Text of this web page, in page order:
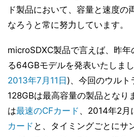
ド製品において、容量と速度の
なろうと常に努力しています。
microSDXC製品で言えば、昨
る64GBモデルを発表いたしま
2013年7月11日 )、今回のウル
128GBは最高容量の製品となり
は最速のCFカード 、2014年2月
カード と、タイミングごとにサ